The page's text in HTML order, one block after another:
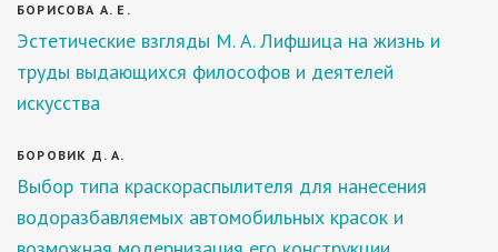
БОРИСОВА А. Е.
Эстетические взгляды М. А. Лифшица на жизнь и
труды выдающихся философов и деятелей
искусства
БОРОВИК Д. А.
Выбор типа краскораспылителя для нанесения
водоразбавляемых автомобильных красок и